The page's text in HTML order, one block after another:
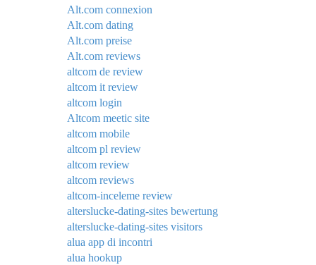
Alt.com connexion
Alt.com dating
Alt.com preise
Alt.com reviews
altcom de review
altcom it review
altcom login
Altcom meetic site
altcom mobile
altcom pl review
altcom review
altcom reviews
altcom-inceleme review
alterslucke-dating-sites bewertung
alterslucke-dating-sites visitors
alua app di incontri
alua hookup